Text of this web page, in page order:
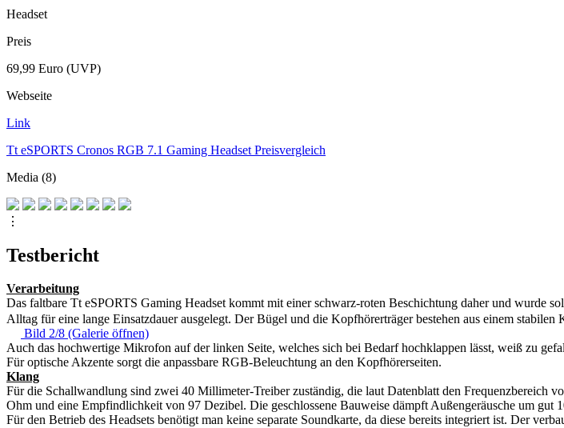
Headset
Preis
69,99 Euro (UVP)
Webseite
Link
Tt eSPORTS Cronos RGB 7.1 Gaming Headset Preisvergleich
Media (8)
⋮
Testbericht
Verarbeitung
Das faltbare Tt eSPORTS Gaming Headset kommt mit einer schwarz-roten Beschichtung daher und wurde
Alltag für eine lange Einsatzdauer ausgelegt. Der Bügel und die Kopfhörerträger bestehen aus einem stabilen
Bild 2/8 (Galerie öffnen)
Auch das hochwertige Mikrofon auf der linken Seite, welches sich bei Bedarf hochklappen lässt, weiß zu
Für optische Akzente sorgt die anpassbare RGB-Beleuchtung an den Kopfhörerseiten.
Klang
Für die Schallwandlung sind zwei 40 Millimeter-Treiber zuständig, die laut Datenblatt den Frequenzbereich
Ohm und eine Empfindlichkeit von 97 Dezibel. Die geschlossene Bauweise dämpft Außengeräusche um gut
Für den Betrieb des Headsets benötigt man keine separate Soundkarte, da diese bereits integriert ist. Der